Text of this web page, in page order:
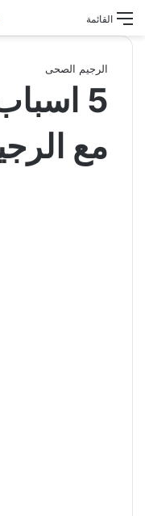
القائمة
الرجيم الصحى
5
مع